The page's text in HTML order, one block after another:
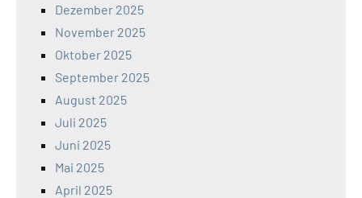
Dezember 2025
November 2025
Oktober 2025
September 2025
August 2025
Juli 2025
Juni 2025
Mai 2025
April 2025